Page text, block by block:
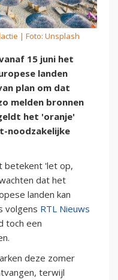
| Foto: Unsplash
15 juni het
landen
plan om dat
melden bronnen
het 'oranje'
noodzakelijke
betekent 'let op,
dat het
landen kan
volgens RTL Nieuws
toch een
deze zomer
terwijl